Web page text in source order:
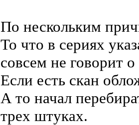
По нескольким
То что в сериях
совсем не говорит
Если есть скан
А то начал
трех штуках.